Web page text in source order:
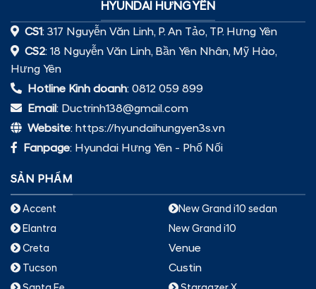
HYUNDAI HƯNG YÊN
CS1: 317 Nguyễn Văn Linh, P. An Tảo, TP. Hưng Yên
CS2: 18 Nguyễn Văn Linh, Bần Yên Nhân, Mỹ Hào,
Hưng Yên
Hotline Kinh doanh: 0812 059 899
Email: Ductrinh138@gmail.com
Website: https://hyundaihungyen3s.vn
Fanpage: Hyundai Hưng Yên - Phố Nối
SẢN PHẨM
Accent
Elantra
Creta
Tucson
New Grand i10 sedan
New Grand i10
Venue
Custin